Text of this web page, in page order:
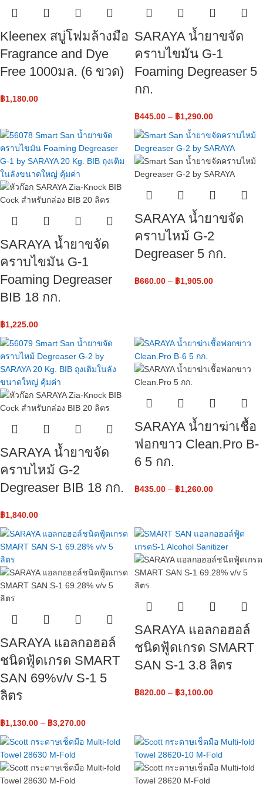
Kleenex สบู่โฟมล้างมือ
Fragrance and Dye
Free 1000มล. (6 ขวด)
฿1,180.00
SARAYA น้ำยาขจัด
คราบไขมัน G-1
Foaming Degreaser 5
กก.
฿445.00 – ฿1,290.00
SARAYA น้ำยาขจัด
คราบไขมัน G-1
Foaming Degreaser
BIB 18 กก.
฿1,225.00
SARAYA น้ำยาขจัด
คราบไหม้ G-2
Degreaser 5 กก.
฿660.00 – ฿1,905.00
SARAYA น้ำยาขจัด
คราบไหม้ G-2
Degreaser BIB 18 กก.
฿1,840.00
SARAYA น้ำยาฆ่าเชื้อ
ฟอกขาว Clean.Pro B-
6 5 กก.
฿435.00 – ฿1,260.00
SARAYA แอลกอฮอล์
ชนิดฟู้ดเกรด SMART
SAN 69%v/v S-1 5
ลิตร
฿1,130.00 – ฿3,270.00
SARAYA แอลกอฮอล์
ชนิดฟู้ดเกรด SMART
SAN S-1 3.8 ลิตร
฿820.00 – ฿3,100.00